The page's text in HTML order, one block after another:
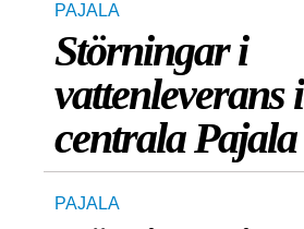
PAJALA
Störningar i
vattenleverans i
centrala Pajala
PAJALA